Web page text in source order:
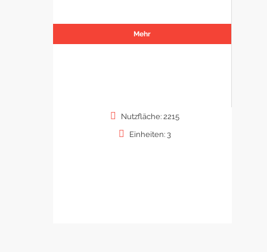
Mehr
Nutzfläche: 2215
Einheiten: 3